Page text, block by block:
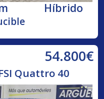
Híbrido
54.800€
Quattro 40